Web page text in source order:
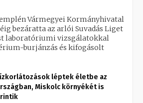
Vármegyei Kormányhivatal
bezáratta az arlói Suvadás Liget
laboratóriumi vizsgálatokkal
burjánzás és kifogásolt
léptek életbe az
Miskolc környékét is